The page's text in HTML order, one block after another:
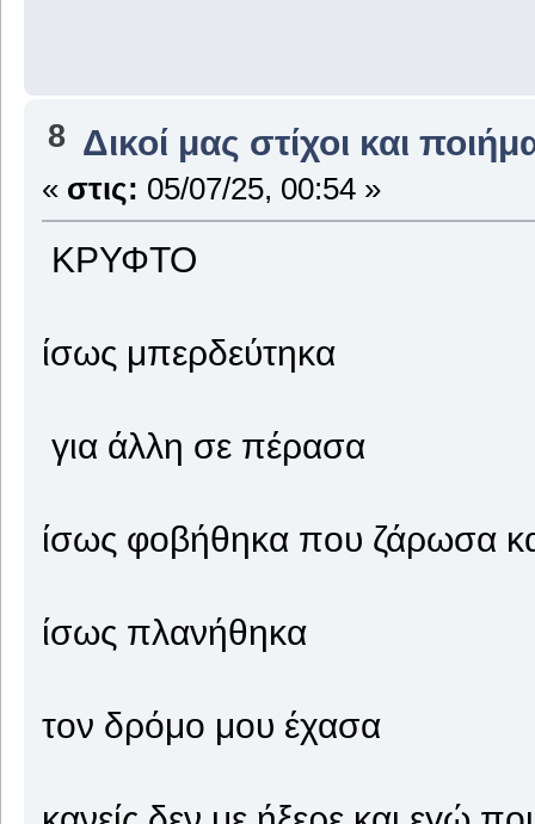
8 Δικοί μας στίχοι και
« στις: 05/07/25, 00:54 »
ΚΡΥΦΤΟ
ίσως μπερδεύτηκα
για άλλη σε πέρασα
ίσως φοβήθηκα που ζάρωσα
ίσως πλανήθηκα
τον δρόμο μου έχασα